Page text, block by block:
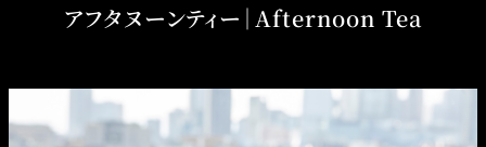
アフタヌーンティー｜Afternoon Tea